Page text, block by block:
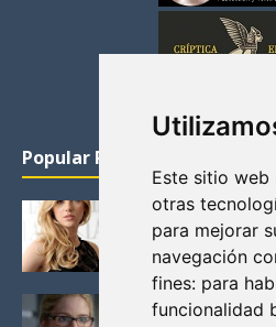
Este sitio
otras
para mejorar
navegación
fines: para
funcionalidad
Popular Posts
KATHERYN
VIKINGOS
Junio 14, 2013
FELICITY (EMILY